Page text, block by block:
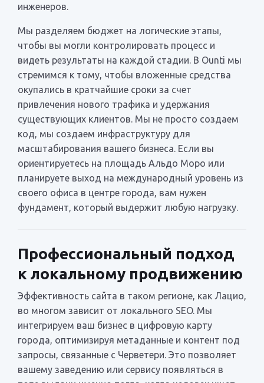
инженеров.
Мы разделяем бюджет на логические этапы,
чтобы вы могли контролировать процесс и
видеть результаты на каждой стадии. В Ounti мы
стремимся к тому, чтобы вложенные средства
окупались в кратчайшие сроки за счет
привлечения нового трафика и удержания
существующих клиентов. Мы не просто создаем
код, мы создаем инфраструктуру для
масштабирования вашего бизнеса. Если вы
ориентируетесь на площадь Альдо Моро или
планируете выход на международный уровень из
своего офиса в центре города, вам нужен
фундамент, который выдержит любую нагрузку.
Профессиональный подход
к локальному продвижению
Эффективность сайта в таком регионе, как Лацио,
во многом зависит от локального SEO. Мы
интегрируем ваш бизнес в цифровую карту
города, оптимизируя метаданные и контент под
запросы, связанные с Черветери. Это позволяет
вашему заведению или сервису появляться в